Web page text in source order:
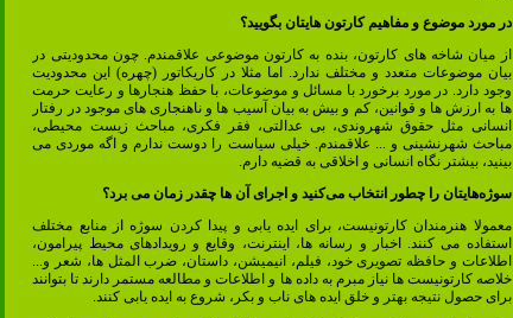
در مورد موضوع و مفاهیم کارتون هایتان بگویید؟
از میان شاخه های کارتون، بنده به کارتون موضوعی علاقمندم. چون محدودیتی در
بیان موضوعات متعدد و مختلف ندارد. اما مثلا در کاریکاتور (چهره) این محدودیت
وجود دارد. در مورد برخورد با مسائل و موضوعات، با حفظ هنجارها و رعایت حرمت
ها به ارزش ها و قوانین، کم و بیش به بیان آسیب ها و ناهنجاری های موجود در رفتار
انسانی مثل حقوق شهروندی، بی عدالتی، فقر فکری، مباحث زیست محیطی،
مباحث شهرنشینی و ... علاقمندم. خیلی سیاست را دوست ندارم و اگه موردی می
بینید، بیشتر نگاه انسانی و اخلاقی به قضیه دارم.
سوژه‌هایتان را چطور انتخاب می‌کنید و اجرای آن ها چقدر زمان می برد؟
معمولا هنرمندان کارتونیست، برای ایده یابی و پیدا کردن سوژه از منابع مختلف
استفاده می کنند. اخبار و رسانه ها، اینترنت، وقایع و رویدادهای محیط پیرامون،
اطلاعات و حافظه تصویری خود، فیلم، انیمیشن، داستان، ضرب المثل ها، شعر و...
خلاصه کارتونیست ها نیاز مبرم به داده ها و اطلاعات و مطالعه مستمر دارند تا بتوانند
برای حصول نتیجه بهتر و خلق ایده های ناب و بکر، شروع به ایده یابی کنند.